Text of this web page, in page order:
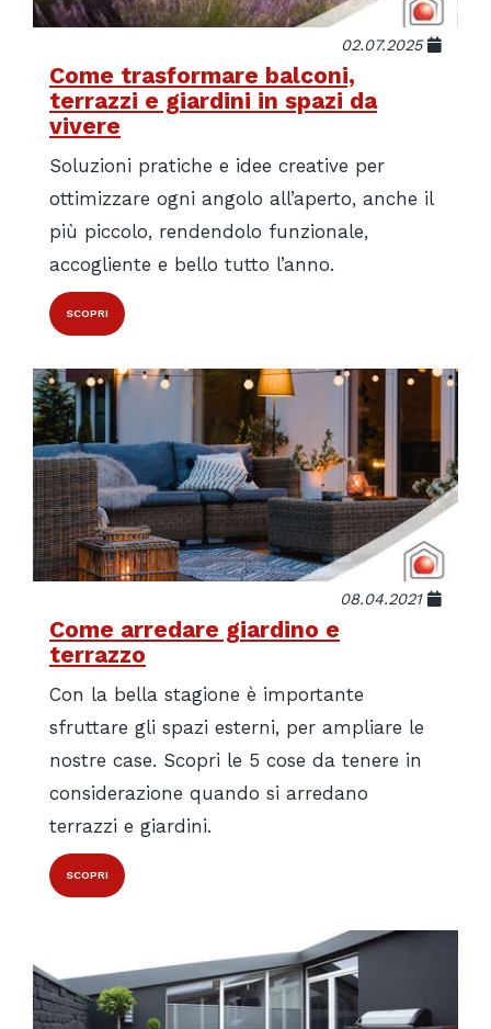
02.07.2025
Come trasformare balconi,
terrazzi e giardini in spazi da
vivere
Soluzioni pratiche e idee creative per
ottimizzare ogni angolo all’aperto, anche il
più piccolo, rendendolo funzionale,
accogliente e bello tutto l’anno.
SCOPRI
08.04.2021
Come arredare giardino e
terrazzo
Con la bella stagione è importante
sfruttare gli spazi esterni, per ampliare le
nostre case. Scopri le 5 cose da tenere in
considerazione quando si arredano
terrazzi e giardini.
SCOPRI